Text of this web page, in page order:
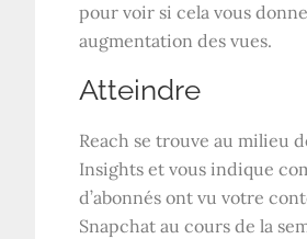
pour voir si cela vous
augmentation des vues.
Atteindre
Reach se trouve au milieu
Insights et vous indique
d’abonnés ont vu votre
Snapchat au cours de la